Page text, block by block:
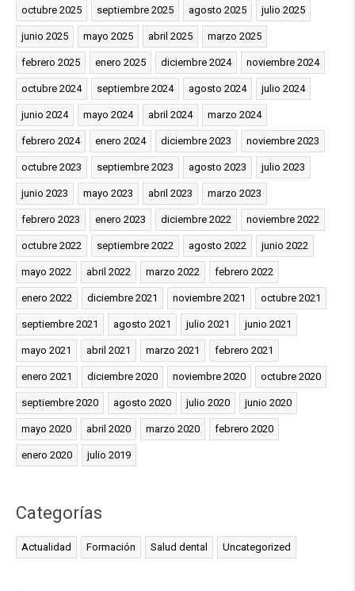
octubre 2025 septiembre 2025 agosto 2025 julio 2025
junio 2025 mayo 2025 abril 2025 marzo 2025
febrero 2025 enero 2025 diciembre 2024 noviembre 2024
octubre 2024 septiembre 2024 agosto 2024 julio 2024
junio 2024 mayo 2024 abril 2024 marzo 2024
febrero 2024 enero 2024 diciembre 2023 noviembre 2023
octubre 2023 septiembre 2023 agosto 2023 julio 2023
junio 2023 mayo 2023 abril 2023 marzo 2023
febrero 2023 enero 2023 diciembre 2022 noviembre 2022
octubre 2022 septiembre 2022 agosto 2022 junio 2022
mayo 2022 abril 2022 marzo 2022 febrero 2022
enero 2022 diciembre 2021 noviembre 2021 octubre 2021
septiembre 2021 agosto 2021 julio 2021 junio 2021
mayo 2021 abril 2021 marzo 2021 febrero 2021
enero 2021 diciembre 2020 noviembre 2020 octubre 2020
septiembre 2020 agosto 2020 julio 2020 junio 2020
mayo 2020 abril 2020 marzo 2020 febrero 2020
enero 2020 julio 2019
Categorías
Actualidad Formación Salud dental Uncategorized